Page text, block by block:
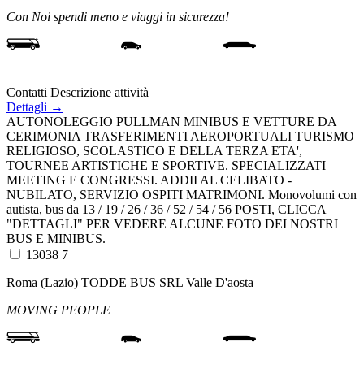
Con Noi spendi meno e viaggi in sicurezza!
Contatti Descrizione attività
Dettagli →
AUTONOLEGGIO PULLMAN MINIBUS E VETTURE DA
CERIMONIA TRASFERIMENTI AEROPORTUALI TURISMO
RELIGIOSO, SCOLASTICO E DELLA TERZA ETA',
TOURNEE ARTISTICHE E SPORTIVE. SPECIALIZZATI
MEETING E CONGRESSI. ADDII AL CELIBATO -
NUBILATO, SERVIZIO OSPITI MATRIMONI. Monovolumi con
autista, bus da 13 / 19 / 26 / 36 / 52 / 54 / 56 POSTI, CLICCA
"DETTAGLI" PER VEDERE ALCUNE FOTO DEI NOSTRI
BUS E MINIBUS.
13038 7
Roma (Lazio) TODDE BUS SRL Valle D'aosta
MOVING PEOPLE